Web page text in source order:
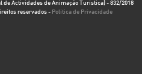
de Actividades de Animação Turística) - 832/2018
reservados - Política de Privacidade